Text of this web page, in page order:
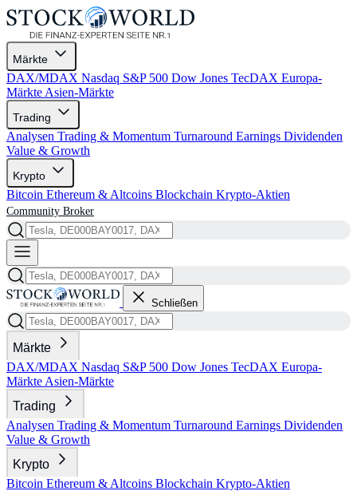
Märkte
DAX/MDAX Nasdaq S&P 500 Dow Jones TecDAX Europa-
Märkte Asien-Märkte
Trading
Analysen Trading & Momentum Turnaround Earnings Dividenden
Value & Growth
Krypto
Bitcoin Ethereum & Altcoins Blockchain Krypto-Aktien
Community Broker
Schließen
Märkte
DAX/MDAX Nasdaq S&P 500 Dow Jones TecDAX Europa-
Märkte Asien-Märkte
Trading
Analysen Trading & Momentum Turnaround Earnings Dividenden
Value & Growth
Krypto
Bitcoin Ethereum & Altcoins Blockchain Krypto-Aktien